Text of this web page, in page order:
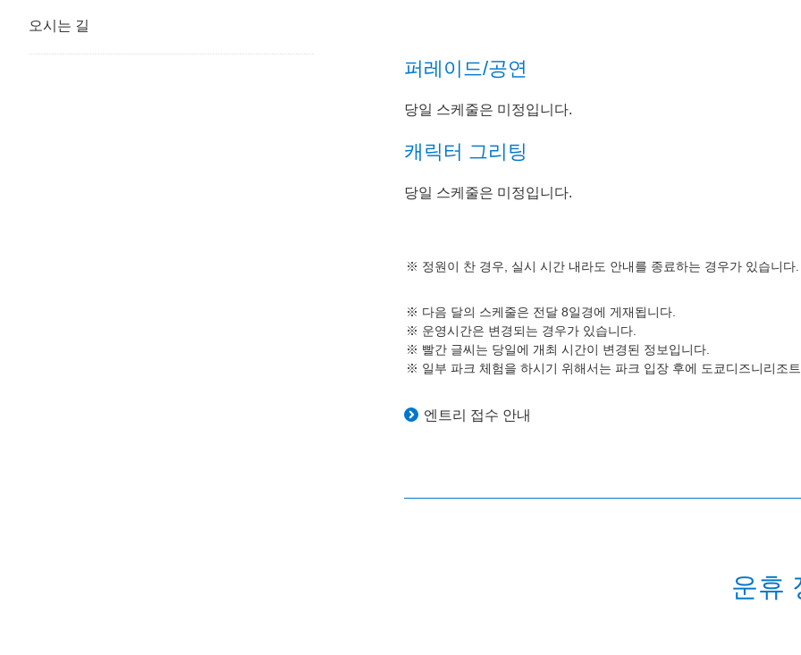
퍼레이드/공연
당일 스케줄은 미정입니다.
캐릭터 그리팅
당일 스케줄은 미정입니다.
정원이 찬 경우, 실시 시간 내라도 안내를 종료하는 경우가 있습니다.
다음 달의 스케줄은 전달 8일경에 게재됩니다.
운영시간은 변경되는 경우가 있습니다.
빨간 글씨는 당일에 개최 시간이 변경된 정보입니다.
일부 파크 체험을 하시기 위해서는 파크 입장 후에 도쿄디즈니리조
엔트리 접수 안내
운휴
오시는 길